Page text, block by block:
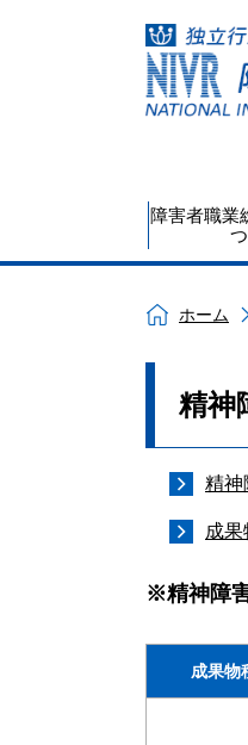
障害者職業
ホーム
精神
精神
成
※精神障
成果物